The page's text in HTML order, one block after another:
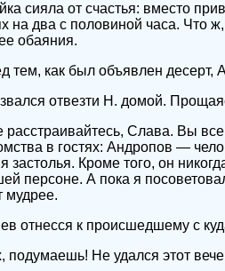
сияла от счастья: вместо
на два с половиной часа. Что
обаяния.
тем, как был объявлен десерт,
отвезти Н. домой.
Слава. Вы
в гостях: Андропов —
застолья. Кроме того, он
персоне. А пока я
мудрее.
отнесся к происшедшему с
Не удался этот